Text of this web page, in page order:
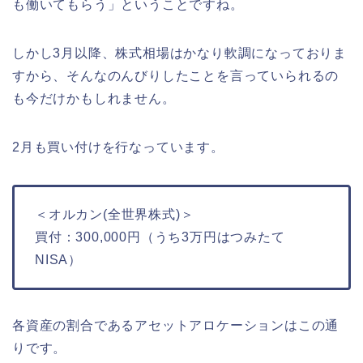
も働いてもらう」ということですね。
しかし3月以降、株式相場はかなり軟調になっておりま
すから、そんなのんびりしたことを言っていられるの
も今だけかもしれません。
2月も買い付けを行なっています。
＜オルカン(全世界株式)＞
買付：300,000円（うち3万円はつみたて
NISA）
各資産の割合であるアセットアロケーションはこの通
りです。